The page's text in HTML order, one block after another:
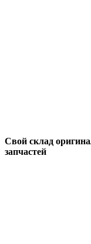
Свой склад
запчастей